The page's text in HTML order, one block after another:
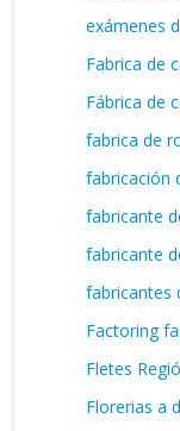
exámenes
Fabrica de
Fábrica de
fabrica de
fabricación
fabricante
fabricante
fabricantes
Factoring
Fletes
Florerias a